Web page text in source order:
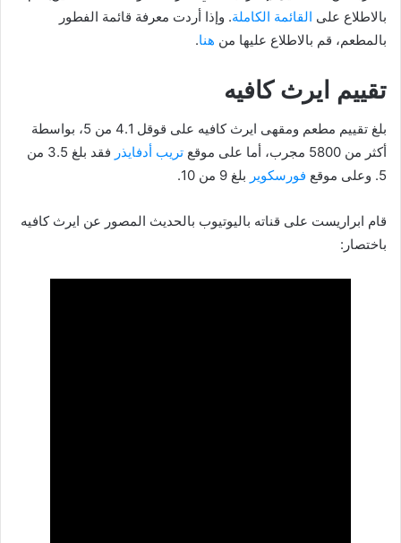
بالاطلاع على القائمة الكاملة. وإذا أردت معرفة قائمة الفطور
بالمطعم، قم بالاطلاع عليها من هنا.
تقييم ايرث كافيه
بلغ تقييم مطعم ومقهى ايرث كافيه على قوقل 4.1 من 5، بواسطة
أكثر من 5800 مجرب، أما على موقع
تريب أدفايذر
فقد بلغ 3.5 من
5. وعلى موقع
فورسكوير بلغ 9 من 10.
قام ابراريست على قناته باليوتيوب بالحديث المصور عن ايرث كافيه
باختصار: